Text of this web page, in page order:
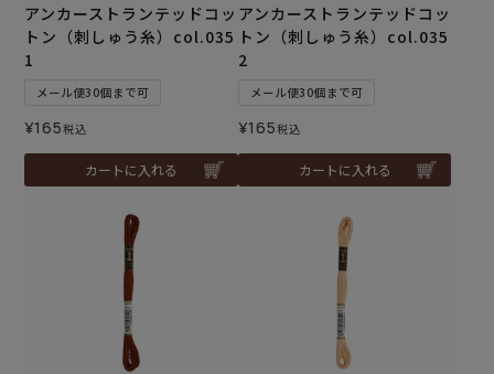
アンカーストランテッドコッ
トン（刺しゅう糸）col.035
1
メール便30個まで可
¥165税込
カートに入れる
アンカーストランテッドコッ
トン（刺しゅう糸）col.035
2
メール便30個まで可
¥165税込
カートに入れる